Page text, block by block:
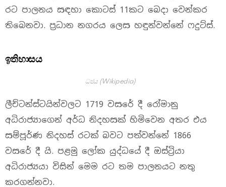
රට පාලනය සඳහා කොටස් 11කට බෙදා වෙන්කර
තිබෙනවා. ප්‍රධාන නගරය ලෙස හඳුන්වන්නේ ෆදුට්ස්.
ඉතිහාසය
ධජය (Wikipedia)
ලීච්ටන්ස්ටයින්වලට 1719 වසරේ දී රෝමානු
අධිරාජ්‍යාගෙන් අර්ධ නිදහසක් හිමිවෙන අතර එය
සම්පූර්ණ නිදහස් රටක් බවට පත්වන්නේ 1866
වසරේ දී යි. පළමු ලෝක යුද්ධයේ දී ඔස්ට්‍රියා
අධිරාජ්‍යයා විසින් මෙම රට තම පාලනයට නතු
කරගන්නවා.